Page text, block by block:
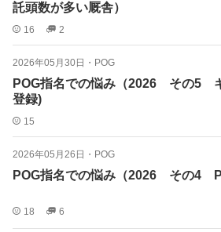
託頭数が多い厩舎）
16 2
2026年05月30日 ・ POG
POG指名での悩み（2026 その5
登録)
15
2026年05月26日 ・ POG
POG指名での悩み（2026 その4
18 6